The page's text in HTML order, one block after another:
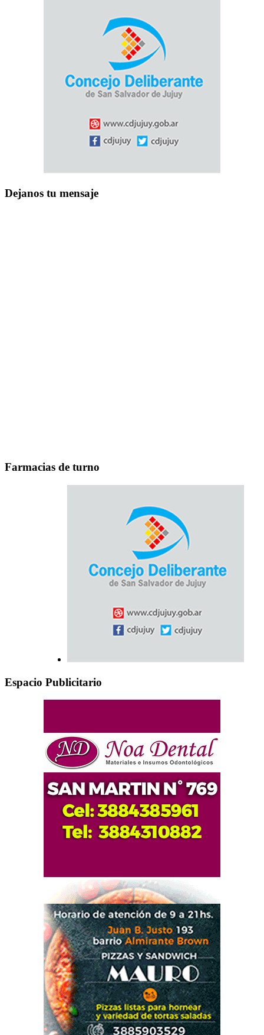
Dejanos tu mensaje
Farmacias de turno
Espacio Publicitario